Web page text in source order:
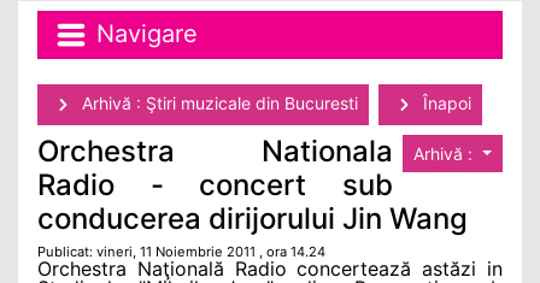
Navigare
Arhivă : Ştiri muzicale din Bucuresti Înapoi
Arhivă :
Orchestra Nationala
Radio - concert sub
conducerea dirijorului Jin Wang
Publicat: vineri, 11 Noiembrie 2011 , ora 14.24
Orchestra Naţională Radio concertează astăzi in